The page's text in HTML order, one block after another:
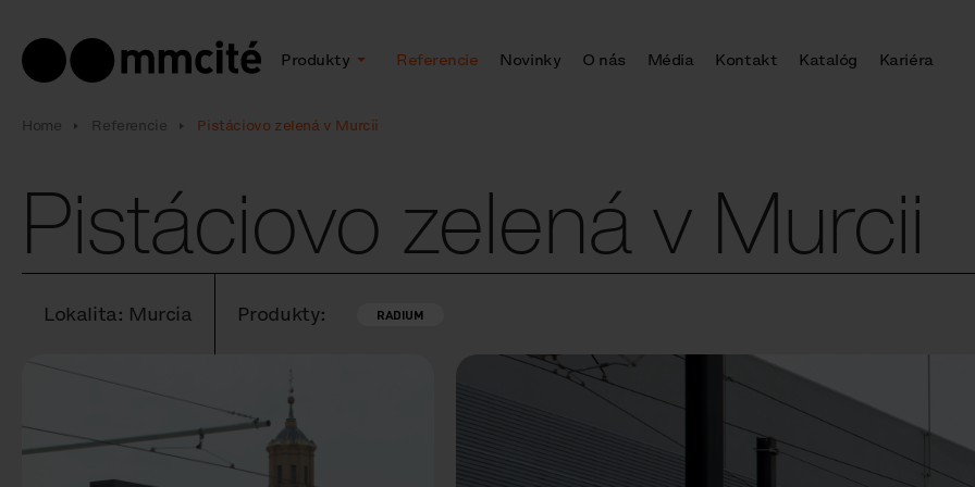
Produkty Referencie Novinky O nás Média Kontakt Katalóg Kariéra
Home Referencie Pistáciovo zelená v Murcii
Pistáciovo zelená v Murcii
Lokalita: Murcia Produkty: RADIUM